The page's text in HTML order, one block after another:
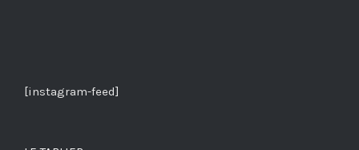
[instagram-feed]